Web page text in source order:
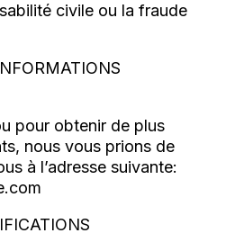
civile ou la fraude
pour obtenir de plus
nous vous prions de
à l’adresse suivante: